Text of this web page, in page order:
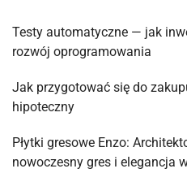
Testy automatyczne — jak
rozwój oprogramowania
Jak przygotować się do
hipoteczny
Płytki gresowe Enzo:
nowoczesny gres i elegancja